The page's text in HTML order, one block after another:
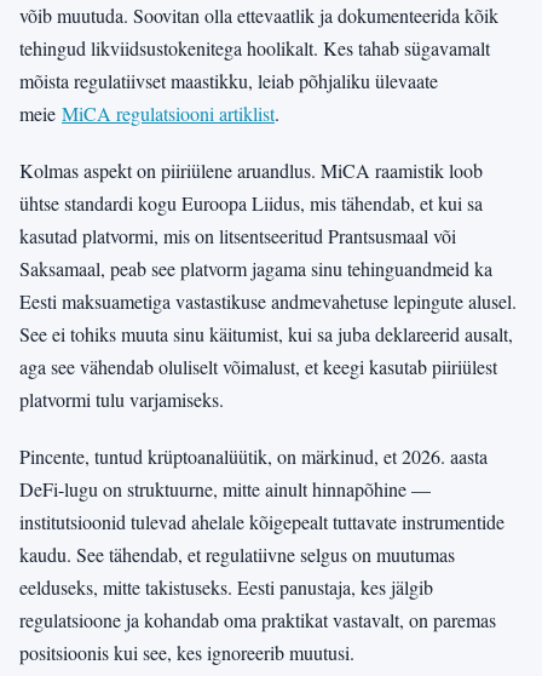
võib muutuda. Soovitan olla ettevaatlik ja dokumenteerida kõik
tehingud likviidsustokenitega hoolikalt. Kes tahab sügavamalt
mõista regulatiivset maastikku, leiab põhjaliku ülevaate
meie MiCA regulatsiooni artiklist.
Kolmas aspekt on piiriülene aruandlus. MiCA raamistik loob
ühtse standardi kogu Euroopa Liidus, mis tähendab, et kui sa
kasutad platvormi, mis on litsentseeritud Prantsusmaal või
Saksamaal, peab see platvorm jagama sinu tehinguandmeid ka
Eesti maksuametiga vastastikuse andmevahetuse lepingute alusel.
See ei tohiks muuta sinu käitumist, kui sa juba deklareerid ausalt,
aga see vähendab oluliselt võimalust, et keegi kasutab piiriülest
platvormi tulu varjamiseks.
Pincente, tuntud krüptoanalüütik, on märkinud, et 2026. aasta
DeFi-lugu on struktuurne, mitte ainult hinnapõhine —
institutsioonid tulevad ahelale kõigepealt tuttavate instrumentide
kaudu. See tähendab, et regulatiivne selgus on muutumas
eelduseks, mitte takistuseks. Eesti panustaja, kes jälgib
regulatsioone ja kohandab oma praktikat vastavalt, on paremas
positsioonis kui see, kes ignoreerib muutusi.